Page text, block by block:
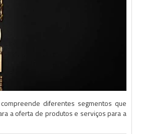
diferentes segmentos que
a oferta de produtos e serviços para a